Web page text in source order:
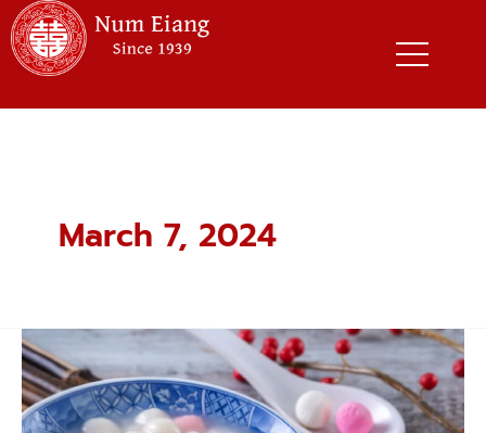
Skip
to
March 7, 2024
“เทศกาล
ไหว้
ขนม